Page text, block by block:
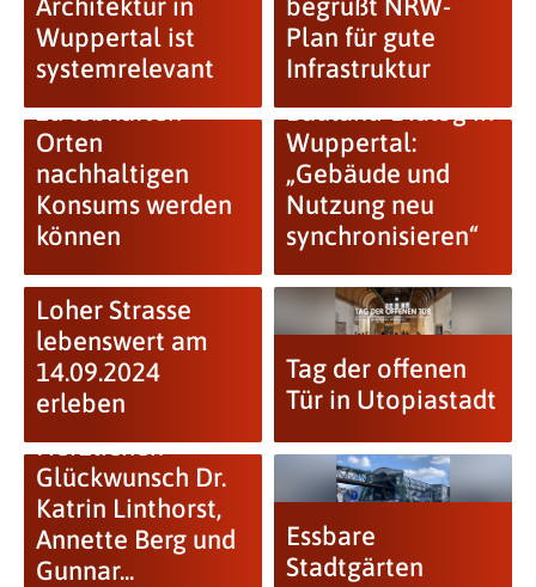
Wuppertal ist
systemrelevant
Plan für gute
Infrastruktur
Wie Innenstädte
zu lebhaften
Orten
nachhaltigen
Konsums werden
können
Bauland-Dialog in
Wuppertal:
„Gebäude und
Nutzung neu
synchronisieren“
Loher Strasse
lebenswert am
14.09.2024
erleben
Tag der offenen
Tür in Utopiastadt
Herzlichen
Glückwunsch Dr.
Katrin Linthorst,
Annette Berg und
Gunnar...
Essbare
Stadtgärten